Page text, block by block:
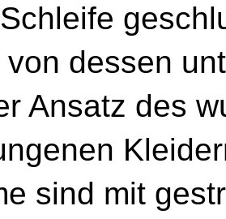
von dessen
Ansatz des
sind mit